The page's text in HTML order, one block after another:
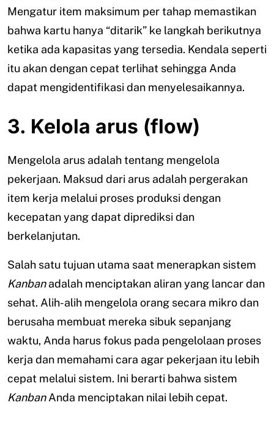
Mengatur item maksimum per tahap memastikan
bahwa kartu hanya “ditarik” ke langkah berikutnya
ketika ada kapasitas yang tersedia. Kendala seperti
itu akan dengan cepat terlihat sehingga Anda
dapat mengidentifikasi dan menyelesaikannya.
3. Kelola arus (flow)
Mengelola arus adalah tentang mengelola
pekerjaan. Maksud dari arus adalah pergerakan
item kerja melalui proses produksi dengan
kecepatan yang dapat diprediksi dan
berkelanjutan.
Salah satu tujuan utama saat menerapkan sistem
Kanbanadalah menciptakan aliran yang lancar dan
sehat. Alih-alih mengelola orang secara mikro dan
berusaha membuat mereka sibuk sepanjang
waktu, Anda harus fokus pada pengelolaan proses
kerja dan memahami cara agar pekerjaan itu lebih
cepat melalui sistem. Ini berarti bahwa sistem
KanbanAnda menciptakan nilai lebih cepat.